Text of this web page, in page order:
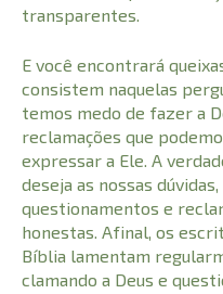
transparentes.
E você encontrará
consistem naquelas
temos medo de fazer a
reclamações que
expressar a Ele. A
deseja as nossas dúvidas,
questionamentos e
honestas. Afinal, os
Bíblia lamentam
clamando a Deus e